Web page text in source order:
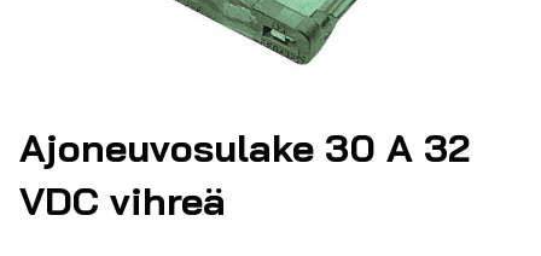
Ajoneuvosulake 30 A 32
VDC vihreä